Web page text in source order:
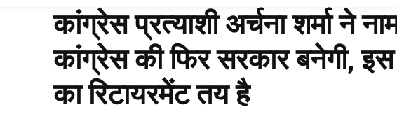
कांग्रेस प्रत्याशी अर्चना शर्मा ने
कांग्रेस की फिर सरकार बनेगी,
का रिटायरमेंट तय है